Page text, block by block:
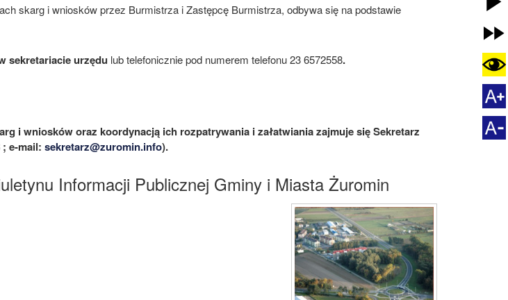
skarg i wniosków przez Burmistrza i Zastępcę Burmistrza, odbywa się na podstawie
sekretariacie urzędu lub telefonicznie pod numerem telefonu 23 6572558.
i wniosków oraz koordynacją ich rozpatrywania i załatwiania zajmuje się Sekretarz
e-mail: sekretarz@zuromin.info).
Informacji Publicznej Gminy i Miasta Żuromin